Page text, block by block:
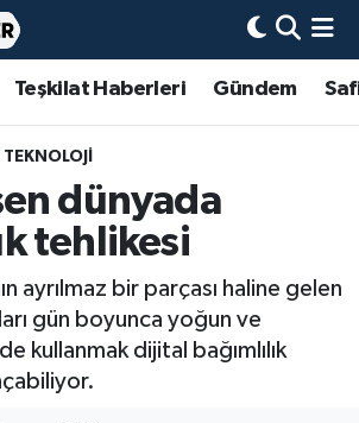
Teşkilat Haberleri Gündem
dünyada
tehlikesi
ayrılmaz bir parçası haline gelen
gün boyunca yoğun ve
kullanmak dijital bağımlılık
Müftülüğü
Okulları
Vakitleri
Durumu ve Fikstür